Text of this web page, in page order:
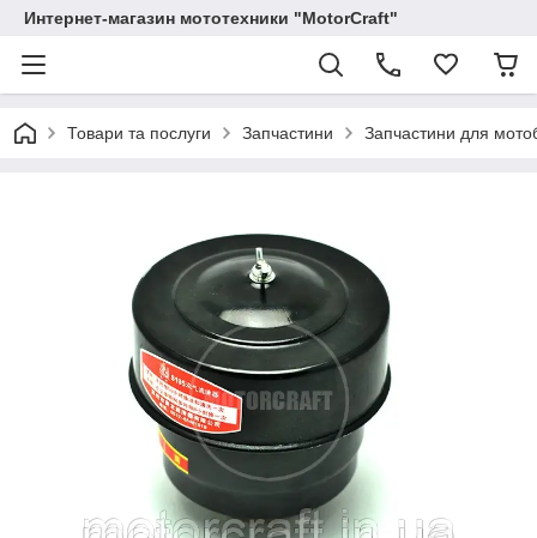
Интернет-магазин мототехники "MotorCraft"
Товари та послуги Запчастини Запчастини для